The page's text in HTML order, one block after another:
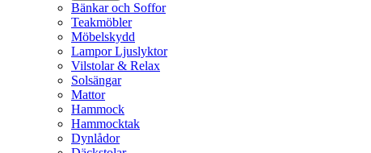
Bänkar och Soffor
Teakmöbler
Möbelskydd
Lampor Ljuslyktor
Vilstolar & Relax
Solsängar
Mattor
Hammock
Hammocktak
Dynlådor